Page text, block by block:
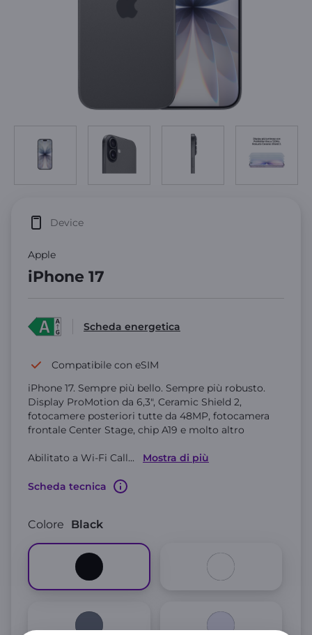
Apple
iPhone 17
Device
Scheda energetica
Compatibile con eSIM
iPhone 17. Sempre più bello. Sempre più robusto.
Display ProMotion da 6,3", Ceramic Shield 2,
fotocamere posteriori tutte da 48MP, fotocamera
frontale Center Stage, chip A19 e molto altro
Abilitato a Wi-Fi Call... Mostra di più
Scheda tecnica
Colore Black